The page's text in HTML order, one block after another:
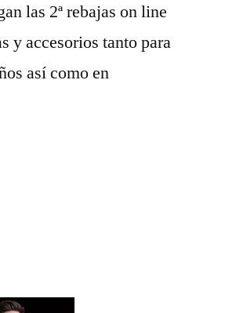
las 2ª rebajas on line
y accesorios tanto para
así como en